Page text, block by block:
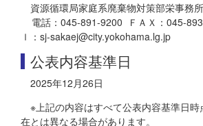
資源循環局家庭系廃棄物対策部栄事務所
電話：045-891-9200 ＦＡＸ：045-
ｌ：sj-sakaej@city.yokohama.lg.jp
公表内容基準日
2025年12月26日
※上記の内容はすべて公表内容基準日
在とは異なる場合があります。